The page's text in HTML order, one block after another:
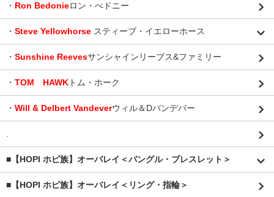
・ Ron Bedonieロン・べドニー
・ Steve Yellowhorse スティーブ・イエローホース
・ Sunshine Reevesサンシャインリーブス&ファミリー
・ TOM HAWK トム・ホーク
・ Will & Delbert Vandeverウィル＆Dバンデバー
.
■【HOPI ホピ族】オーバレイ＜バングル・ブレスレット＞
■【HOPI ホピ族】オーバレイ＜リング・指輪＞